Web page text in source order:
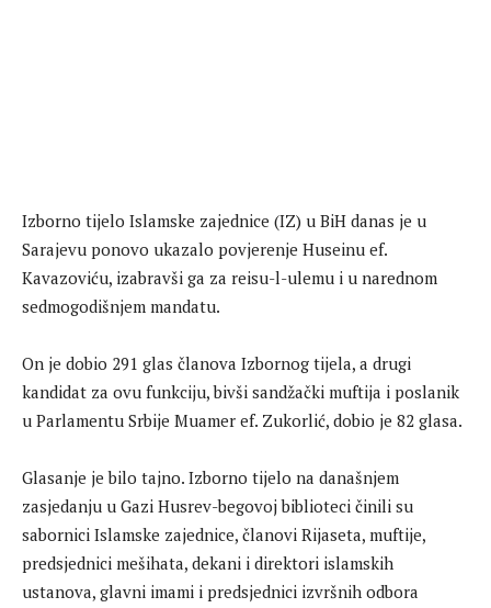
Izborno tijelo Islamske zajednice (IZ) u BiH danas je u
Sarajevu ponovo ukazalo povjerenje Huseinu ef.
Kavazoviću, izabravši ga za reisu-l-ulemu i u narednom
sedmogodišnjem mandatu.
On je dobio 291 glas članova Izbornog tijela, a drugi
kandidat za ovu funkciju, bivši sandžački muftija i poslanik
u Parlamentu Srbije Muamer ef. Zukorlić, dobio je 82 glasa.
Glasanje je bilo tajno. Izborno tijelo na današnjem
zasjedanju u Gazi Husrev-begovoj biblioteci činili su
sabornici Islamske zajednice, članovi Rijaseta, muftije,
predsjednici mešihata, dekani i direktori islamskih
ustanova, glavni imami i predsjednici izvršnih odbora